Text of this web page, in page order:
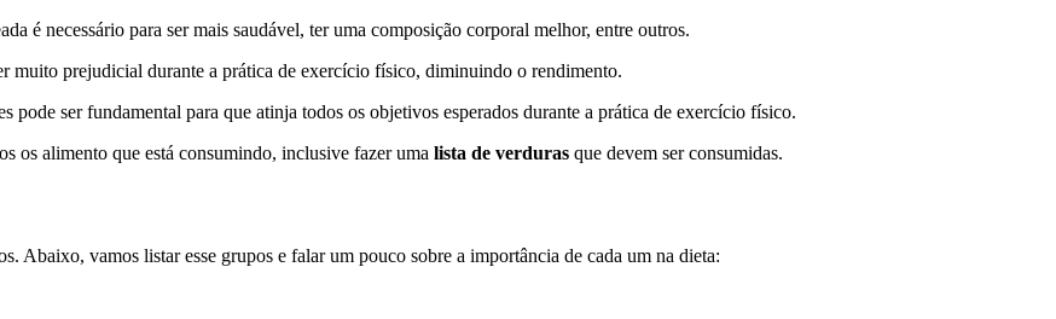
é necessário para ser mais saudável, ter uma composição corporal melhor, entre outros.
muito prejudicial durante a prática de exercício físico, diminuindo o rendimento.
pode ser fundamental para que atinja todos os objetivos esperados durante a prática de exercício físico.
os alimento que está consumindo, inclusive fazer uma lista de verduras que devem ser consumidas.
Abaixo, vamos listar esse grupos e falar um pouco sobre a importância de cada um na dieta: